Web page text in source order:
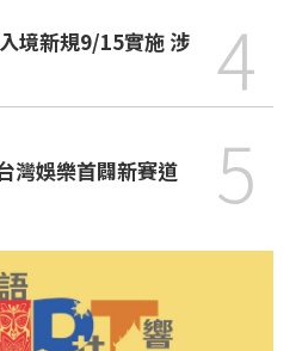
境新規9/15實施 涉
4
灣娛樂首闢新賽道 5